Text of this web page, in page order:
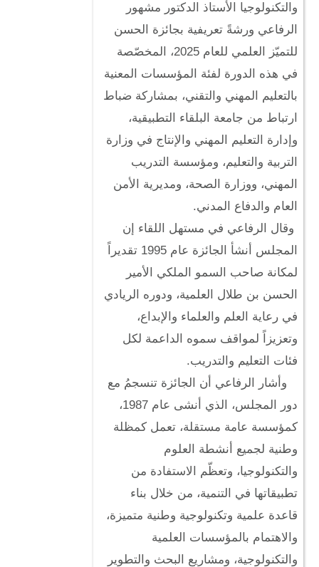
والتكنولوجيا الأستاذ الدكتور مشهور
الرفاعي ورشةً تعريفية بجائزة الحسن
للتميّز العلمي للعام 2025، المخصّصة
في هذه الدورة لفئة المؤسسات المعنية
بالتعليم المهني والتقني، بمشاركة ضباط
ارتباط من جامعة البلقاء التطبيقية،
وإدارة التعليم المهني والإنتاج في وزارة
التربية والتعليم، ومؤسسة التدريب
المهني، ووزارة الصحة، ومديرية الأمن
العام والدفاع المدني.
وقال الرفاعي في مستهل اللقاء إن
المجلس أنشأ الجائزة عام 1995 تقديراً
لمكانة صاحب السمو الملكي الأمير
الحسن بن طلال العلمية، ودوره الريادي
في رعاية العلم والعلماء والإبداع،
وتعزيزاً لمواقف سموه الداعمة لكل
فئات التعليم والتدريب.
وأشار الرفاعي أن الجائزة تنسجمُ مع
دور المجلس، الذي أنشى عام 1987،
كمؤسسة عامة مستقلة، تعمل كمظلة
وطنية لجميع أنشطة العلوم
والتكنولوجيا، وتعظّم الاستفادة من
تطبيقاتها في التنمية، من خلال بناء
قاعدة علمية وتكنولوجية وطنية متميزة،
والاهتمام بالمؤسسات العلمية
والتكنولوجية، ومشاريع البحث والتطوير